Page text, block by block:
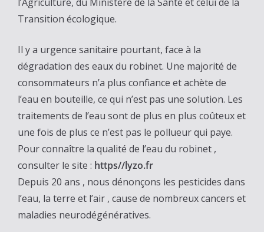
Transition écologique.
Il y a urgence sanitaire pourtant, face à la
dégradation des eaux du robinet. Une majorité de
consommateurs n’a plus confiance et achète de
l’eau en bouteille, ce qui n’est pas une solution. Les
traitements de l’eau sont de plus en plus coûteux et
une fois de plus ce n’est pas le pollueur qui paye.
Pour connaître la qualité de l’eau du robinet ,
consulter le site : https//lyzo.fr
Depuis 20 ans , nous dénonçons les pesticides dans
l’eau, la terre et l’air , cause de nombreux cancers et
maladies neurodégénératives.